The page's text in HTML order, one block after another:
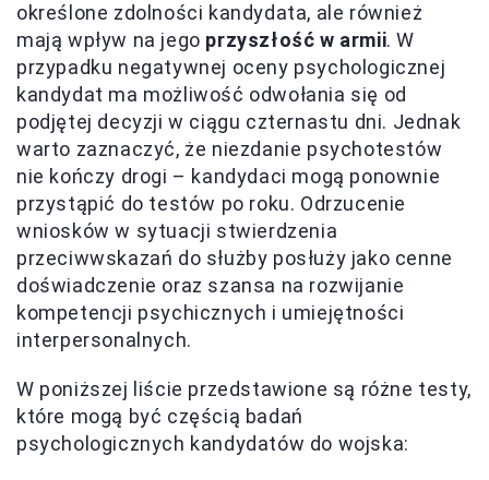
określone zdolności kandydata, ale również
mają wpływ na jego przyszłość w armii. W
przypadku negatywnej oceny psychologicznej
kandydat ma możliwość odwołania się od
podjętej decyzji w ciągu czternastu dni. Jednak
warto zaznaczyć, że niezdanie psychotestów
nie kończy drogi – kandydaci mogą ponownie
przystąpić do testów po roku. Odrzucenie
wniosków w sytuacji stwierdzenia
przeciwwskazań do służby posłuży jako cenne
doświadczenie oraz szansa na rozwijanie
kompetencji psychicznych i umiejętności
interpersonalnych.
W poniższej liście przedstawione są różne testy,
które mogą być częścią badań
psychologicznych kandydatów do wojska: